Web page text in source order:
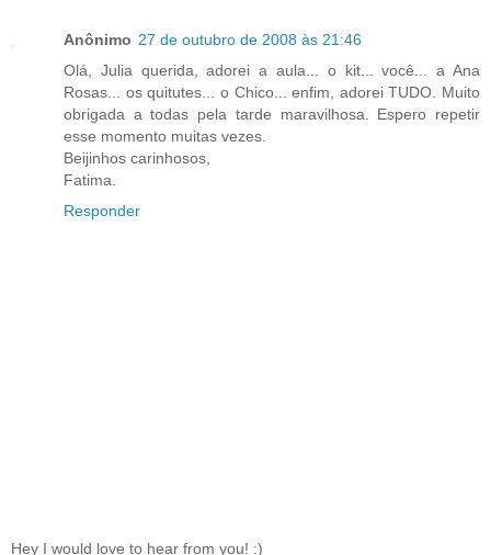
Anônimo 27 de outubro de 2008 às 21:46
Olá, Julia querida, adorei a aula... o kit... você... a Ana
Rosas... os quitutes... o Chico... enfim, adorei TUDO. Muito
obrigada a todas pela tarde maravilhosa. Espero repetir
esse momento muitas vezes.
Beijinhos carinhosos,
Fatima.
Responder
Hey I would love to hear from you! :)